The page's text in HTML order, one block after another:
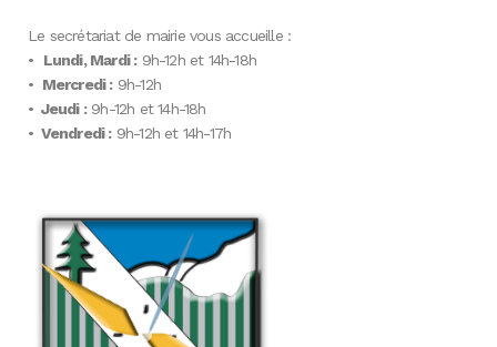
Le secrétariat de mairie vous accueille :
• Lundi, Mardi :9h-12h et 14h-18h
• Mercredi :9h-12h
• Jeudi :9h-12h et 14h-18h
• Vendredi :9h-12h et 14h-17h